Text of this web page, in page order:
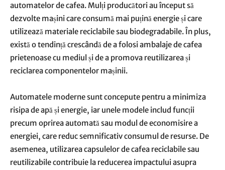
automatelor de cafea. Mulți producători au început să
dezvolte mașini care consumă mai puțină energie și care
utilizează materiale reciclabile sau biodegradabile. În plus,
există o tendință crescândă de a folosi ambalaje de cafea
prietenoase cu mediul și de a promova reutilizarea și
reciclarea componentelor mașinii.
Automatele moderne sunt concepute pentru a minimiza
risipa de apă și energie, iar unele modele includ funcții
precum oprirea automată sau modul de economisire a
energiei, care reduc semnificativ consumul de resurse. De
asemenea, utilizarea capsulelor de cafea reciclabile sau
reutilizabile contribuie la reducerea impactului asupra